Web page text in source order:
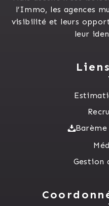
l’Immo, les agences
visibilité et leurs
leur
Gestion